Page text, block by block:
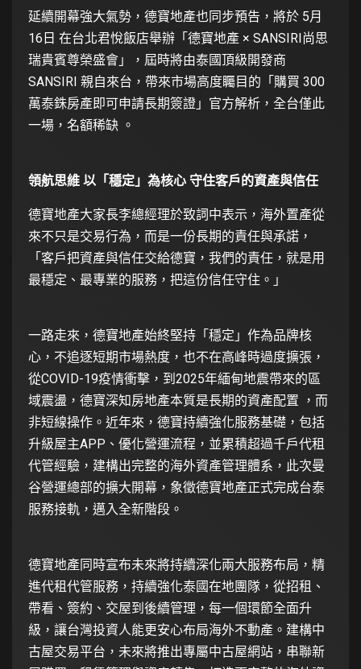
延續開幕強大氣勢，德寶地產也同步預告，將於 5月
16日 在台北君悅飯店舉辦「德寶地產 × SANSIRI尚思
瑞貴賓尊榮盛會」，屆時將由泰國頂級開發商
SANSIRI 親自來台，帶來市場高度矚目的「購買 300
萬泰銖房產即可申請長期簽證」官方解析，全台僅此
一場，名額稀缺 。
領航思維 以「穩定」為核心 守住客戶的資產與信任
德寶地產大家長李總經理於致詞中表示，海外置產從
來不只是交易行為，而是一份長期的責任與承諾，
「客戶把資產與信任交給德寶，我們的責任，就是用
最穩定、最專業的服務，把這份信任守住。」
一路走來，德寶地產始終堅持「穩定」作為品牌核
心，不追逐短期市場熱度，也不在高峰時過度擴張，
從COVID-19疫情衝擊，到2025年緬甸地震帶來的區
域震盪，德寶深知房地產本質是長期的資產配置 ，而
非短線操作。近年來，德寶持續強化服務基礎，包括
升級屋主APP、優化營運流程，並累積超過千戶代租
代管經驗，建構出完整的海外資產管理體系，此次曼
谷營運總部的擴大開幕，象徵德寶地產正式完成台泰
服務接軌，邁入全新階段。
德寶地產同時宣布未來將持續深化兩大服務布局，精
進代租代管服務，持續強化泰國在地團隊，從招租、
帶看、簽約、交屋到後續管理，每一個環節全面升
級，讓台灣投資人能更安心布局海外不動產。建構中
古屋交易平台，未來將推出專屬中古屋網站，串聯新